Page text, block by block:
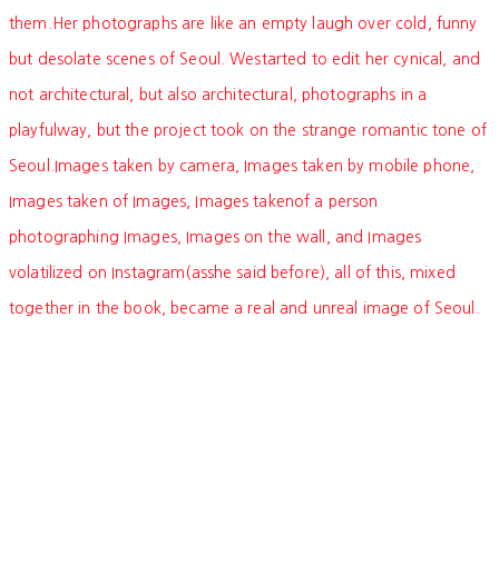
them.Her photographs are like an empty laugh over cold, funny
but desolate scenes of Seoul. Westarted to edit her cynical, and
not architectural, but also architectural, photographs in a
playfulway, but the project took on the strange romantic tone of
Seoul.Images taken by camera, Images taken by mobile phone,
Images taken of Images, Images takenof a person
photographing Images, Images on the wall, and Images
volatilized on Instagram(asshe said before), all of this, mixed
together in the book, became a real and unreal image of Seoul.